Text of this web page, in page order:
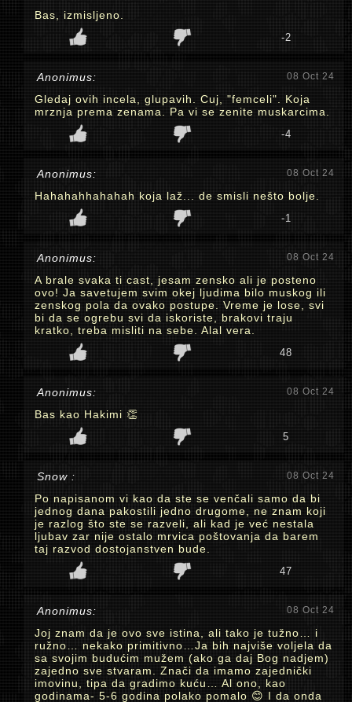
Bas, izmisljeno.
-2
Anonimus: 08 Oct 24
Gledaj ovih incela, glupavih. Cuj, "femceli". Koja
mrznja prema zenama. Pa vi se zenite muskarcima.
-4
Anonimus: 08 Oct 24
Hahahahhahahah koja laž... de smisli nešto bolje.
-1
Anonimus: 08 Oct 24
A brale svaka ti cast, jesam zensko ali je posteno
ovo! Ja savetujem svim okej ljudima bilo muskog ili
zenskog pola da ovako postupe. Vreme je lose, svi
bi da se ogrebu svi da iskoriste, brakovi traju
kratko, treba misliti na sebe. Alal vera.
48
Anonimus: 08 Oct 24
Bas kao Hakimi 👏
5
Snow : 08 Oct 24
Po napisanom vi kao da ste se venčali samo da bi
jednog dana pakostili jedno drugome, ne znam koji
je razlog što ste se razveli, ali kad je već nestala
ljubav zar nije ostalo mrvica poštovanja da barem
taj razvod dostojanstven bude.
47
Anonimus: 08 Oct 24
Joj znam da je ovo sve istina, ali tako je tužno… i
ružno… nekako primitivno…Ja bih najviše voljela da
sa svojim budućim mužem (ako ga daj Bog nadjem)
zajedno sve stvaram. Znači da imamo zajednički
imovinu, tipa da gradimo kuću… Al ono, kao
godinama- 5-6 godina polako pomalo 😊 I da onda